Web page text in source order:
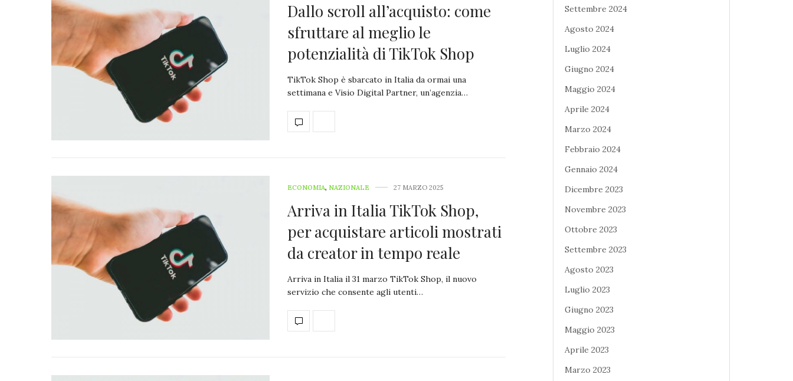
Dallo scroll all’acquisto: come
sfruttare al meglio le
potenzialità di TikTok Shop
TikTok Shop è sbarcato in Italia da ormai una
settimana e Visio Digital Partner, un’agenzia…
ECONOMIA, NAZIONALE 27 MARZO 2025
Arriva in Italia TikTok Shop,
per acquistare articoli mostrati
da creator in tempo reale
Arriva in Italia il 31 marzo TikTok Shop, il nuovo
servizio che consente agli utenti…
Settembre 2024
Agosto 2024
Luglio 2024
Giugno 2024
Maggio 2024
Aprile 2024
Marzo 2024
Febbraio 2024
Gennaio 2024
Dicembre 2023
Novembre 2023
Ottobre 2023
Settembre 2023
Agosto 2023
Luglio 2023
Giugno 2023
Maggio 2023
Aprile 2023
Marzo 2023